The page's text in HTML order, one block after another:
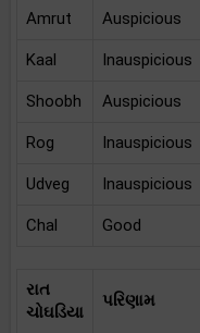
Amrut Auspicious
Kaal Inauspicious
Shoobh Auspicious
Rog Inauspicious
Udveg Inauspicious
Chal Good
રાત
ચોઘડિયા
પરિણામ